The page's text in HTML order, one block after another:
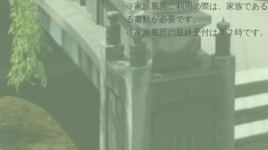
​※家族風呂ご利用の際は、家族であ
る書類が必要です。
​※家族風呂の最終受付は２２時です。